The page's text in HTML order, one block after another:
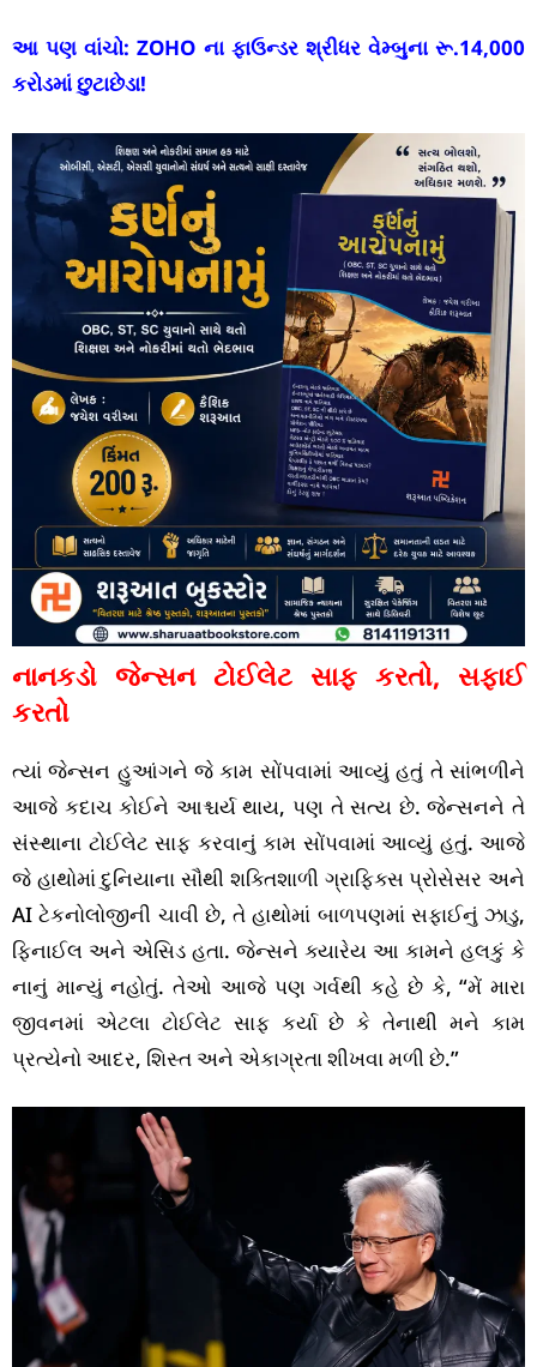
આ પણ વાંચો:ZOHO ના ફાઉન્ડર શ્રીધર વેમ્બુના રૂ.14,000
કરોડમાં છુટાછેડા!
નાનકડો જેન્સન ટોઈલેટ સાફ કરતો, સફાઈ
કરતો
ત્યાં જેન્સન હુઆંગને જે કામ સોંપવામાં આવ્યું હતું તે સાંભળીને
આજે કદાચ કોઈને આશ્ચર્ય થાય, પણ તે સત્ય છે. જેન્સનને તે
સંસ્થાના ટોઈલેટ સાફ કરવાનું કામ સોંપવામાં આવ્યું હતું. આજે
જે હાથોમાં દુનિયાના સૌથી શક્તિશાળી ગ્રાફિક્સ પ્રોસેસર અને
AI ટેકનોલોજીની ચાવી છે, તે હાથોમાં બાળપણમાં સફાઈનું ઝાડુ,
ફિનાઈલ અને એસિડ હતા. જેન્સને ક્યારેય આ કામને હલકું કે
નાનું માન્યું નહોતું. તેઓ આજે પણ ગર્વથી કહે છે કે, “મેં મારા
જીવનમાં એટલા ટોઈલેટ સાફ કર્યા છે કે તેનાથી મને કામ
પ્રત્યેનો આદર, શિસ્ત અને એકાગ્રતા શીખવા મળી છે.”